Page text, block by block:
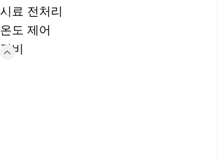
시료 전처리
온도 제어
장비